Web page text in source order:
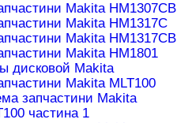
Makita HM1307CB
Makita HM1317C
Makita HM1317CB
Makita HM1801
дисковой Makita
Makita MLT100
запчастини Makita
частина 1